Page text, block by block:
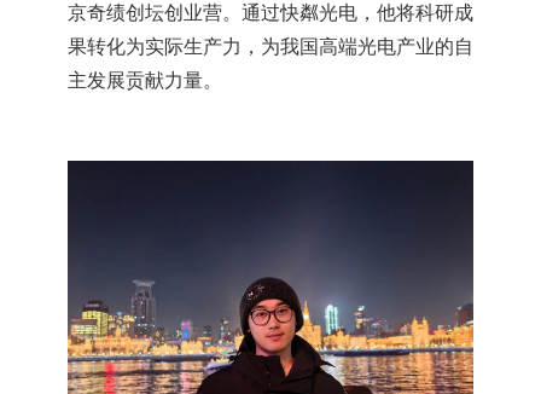
京奇绩创坛创业营。通过快粼光电，他将科研成
果转化为实际生产力，为我国高端光电产业的自
主发展贡献力量。